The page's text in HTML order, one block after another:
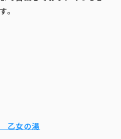
。
乙女の湯